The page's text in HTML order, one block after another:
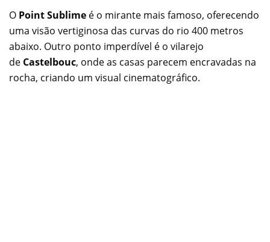
O Point Sublime é o mirante mais famoso, oferecendo
uma visão vertiginosa das curvas do rio 400 metros
abaixo. Outro ponto imperdível é o vilarejo
de Castelbouc, onde as casas parecem encravadas na
rocha, criando um visual cinematográfico.